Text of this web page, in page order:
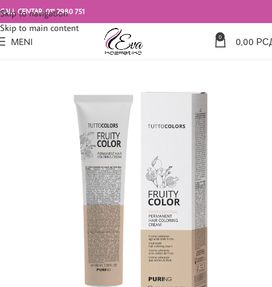
Skip to navigation
Skip to main content
CALL CENTAR: 011 2980 751
MENI 0 0,00